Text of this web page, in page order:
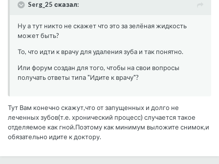
Serg_25 сказал:
Ну а тут никто не скажет что это за зелёная жидкость
может быть?
То, что идти к врачу для удаления зуба и так понятно.
Или форум создан для того, чтобы на свои вопросы
получать ответы типа "Идите к врачу"?
Тут Вам конечно скажут,что от запущенных и долго не
леченных зубов(т.е. хронический процесс) случается такое
отделяемое как гной.Поэтому как минимум выложите снимок,и
обязательно идите к доктору.